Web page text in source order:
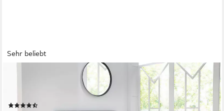
Sehr beliebt
Boxspringbett AMY in Samt, erhältlich in den Breiten 120cm &
140cm, mit Bettkasten und Topper